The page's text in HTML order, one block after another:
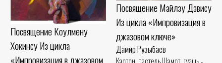
Посвящение Коулмену
Хокинсу Из цикла
«Импровизация в джазовом
Посвящение Майлзу Дэвису
Из цикла «Импровизация в
джазовом ключе»
Дамир Рузыбаев